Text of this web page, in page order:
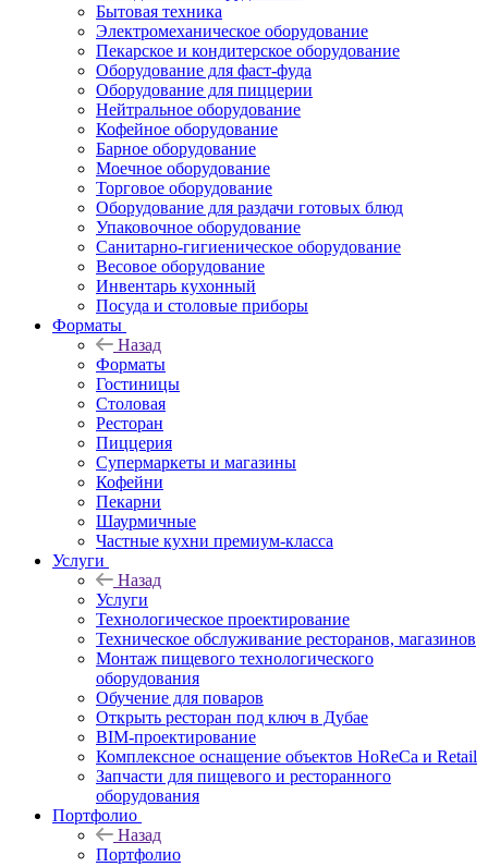
Бытовая техника
Электромеханическое оборудование
Пекарское и кондитерское оборудование
Оборудование для фаст-фуда
Оборудование для пиццерии
Нейтральное оборудование
Кофейное оборудование
Барное оборудование
Моечное оборудование
Торговое оборудование
Оборудование для раздачи готовых блюд
Упаковочное оборудование
Санитарно-гигиеническое оборудование
Весовое оборудование
Инвентарь кухонный
Посуда и столовые приборы
Форматы
Назад
Форматы
Гостиницы
Столовая
Ресторан
Пиццерия
Супермаркеты и магазины
Кофейни
Пекарни
Шаурмичные
Частные кухни премиум-класса
Услуги
Назад
Услуги
Технологическое проектирование
Техническое обслуживание ресторанов, магазинов
Монтаж пищевого технологического
оборудования
Обучение для поваров
Открыть ресторан под ключ в Дубае
BIM-проектирование
Комплексное оснащение объектов HoReCa и Retail
Запчасти для пищевого и ресторанного
оборудования
Портфолио
Назад
Портфолио